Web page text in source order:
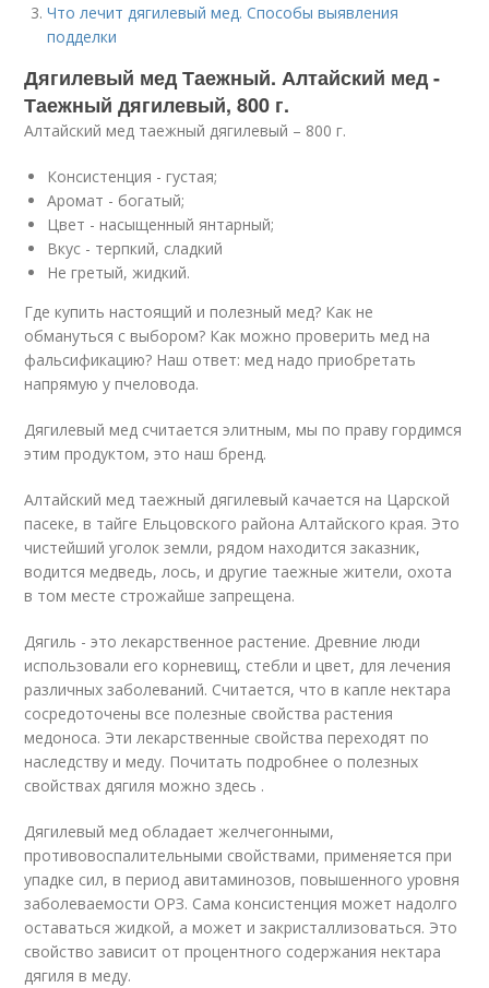
Что лечит дягилевый мед. Способы выявления
подделки
Дягилевый мед Таежный. Алтайский мед -
Таежный дягилевый, 800 г.
Алтайский мед таежный дягилевый – 800 г.
Консистенция - густая;
Аромат - богатый;
Цвет - насыщенный янтарный;
Вкус - терпкий, сладкий
Не гретый, жидкий.
Где купить настоящий и полезный мед? Как не
обмануться с выбором? Как можно проверить мед на
фальсификацию? Наш ответ: мед надо приобретать
напрямую у пчеловода.
Дягилевый мед считается элитным, мы по праву гордимся
этим продуктом, это наш бренд.
Алтайский мед таежный дягилевый качается на Царской
пасеке, в тайге Ельцовского района Алтайского края. Это
чистейший уголок земли, рядом находится заказник,
водится медведь, лось, и другие таежные жители, охота
в том месте строжайше запрещена.
Дягиль - это лекарственное растение. Древние люди
использовали его корневищ, стебли и цвет, для лечения
различных заболеваний. Считается, что в капле нектара
сосредоточены все полезные свойства растения
медоноса. Эти лекарственные свойства переходят по
наследству и меду. Почитать подробнее о полезных
свойствах дягиля можно здесь .
Дягилевый мед обладает желчегонными,
противовоспалительными свойствами, применяется при
упадке сил, в период авитаминозов, повышенного уровня
заболеваемости ОРЗ. Сама консистенция может надолго
оставаться жидкой, а может и закристаллизоваться. Это
свойство зависит от процентного содержания нектара
дягиля в меду.